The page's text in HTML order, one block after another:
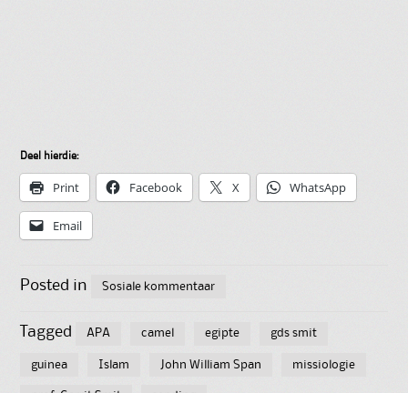
Deel hierdie:
Print Facebook X WhatsApp
Email
Posted in Sosiale kommentaar
Tagged APA camel egipte gds smit
guinea Islam John William Span missiologie